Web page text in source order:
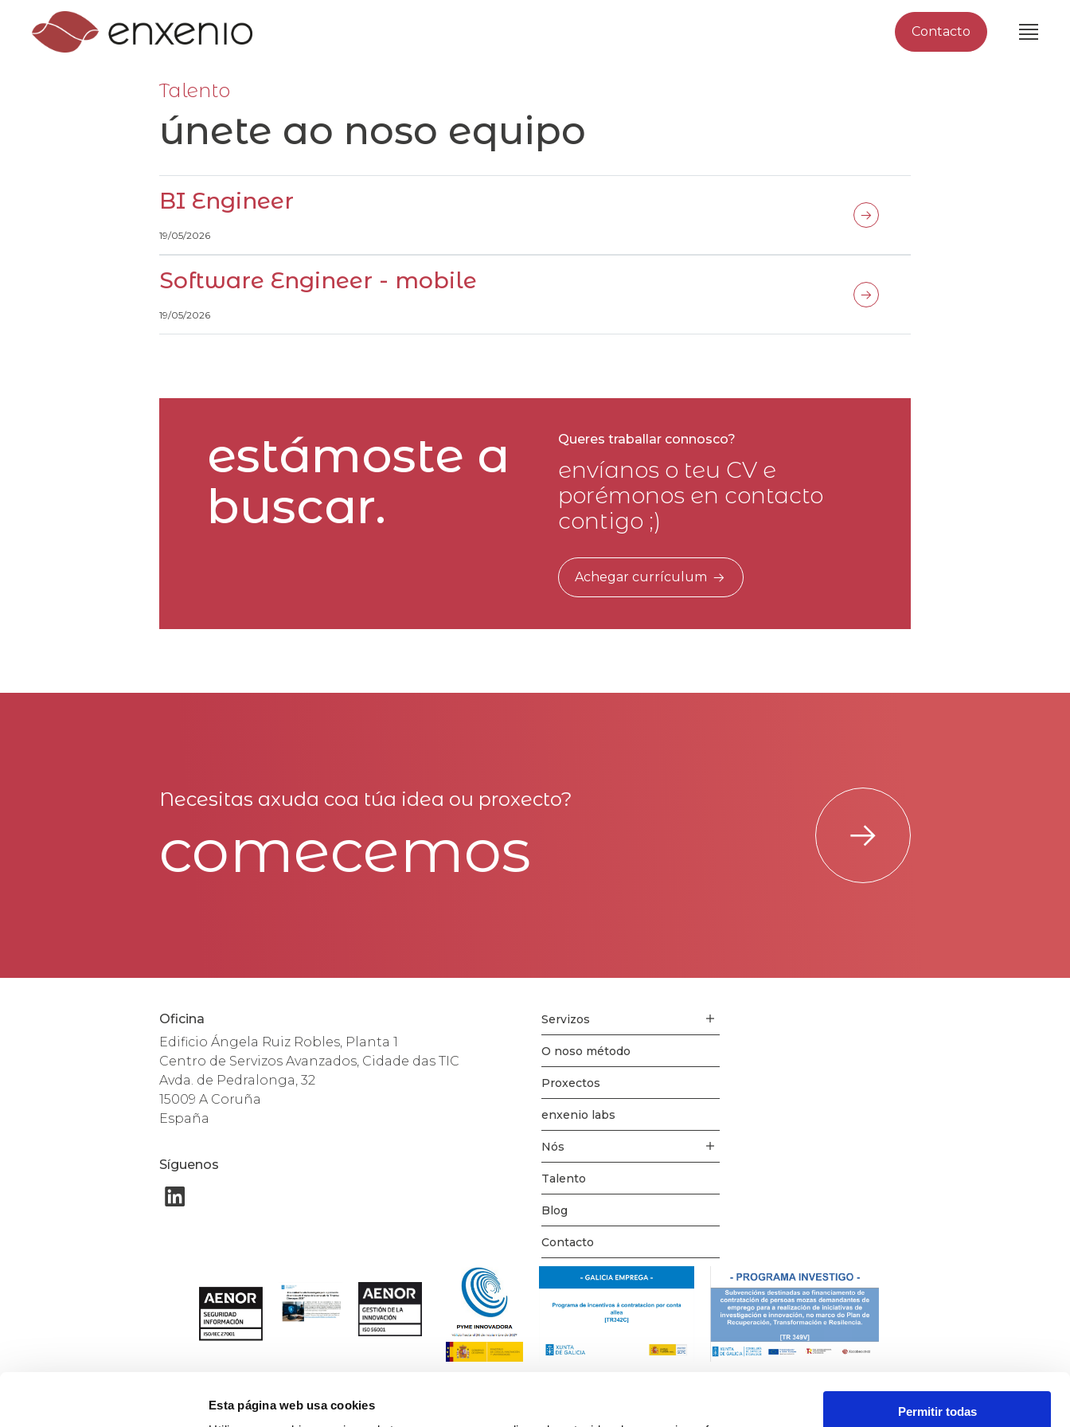
Esta página web usa cookies
Permitir todas
Contacto
Talento
únete ao noso equipo
BI Engineer
19/05/2026
Software Engineer - mobile
19/05/2026
estámoste a
buscar.
Queres traballar connosco?
envíanos o teu CV e
porémonos en contacto
contigo ;)
Achegar currículum
Necesitas axuda coa túa idea ou proxecto?
comecemos
Oficina
Edificio Ángela Ruiz Robles, Planta 1
Centro de Servizos Avanzados, Cidade das TIC
Avda. de Pedralonga, 32
15009 A Coruña
España
Síguenos
Servizos
O noso método
Proxectos
enxenio labs
Nós
Talento
Blog
Contacto